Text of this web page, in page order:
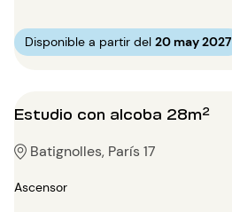
Disponible a partir del 20 may 2027
Estudio con alcoba 28m²
Batignolles, París 17
Ascensor